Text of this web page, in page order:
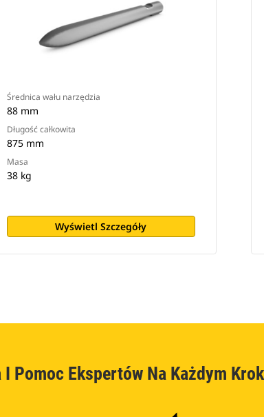
Średnica wału narzędzia
88 mm
Długość całkowita
875 mm
Masa
38 kg
Wyświetl Szczegóły
Pomoc Ekspertów Na Każdym